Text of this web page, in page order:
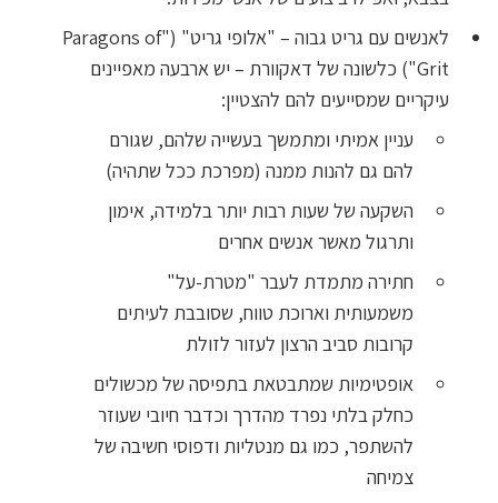
לאנשים עם גריט גבוה – "אלופי גריט" ("Paragons of
Grit") כלשונה של דאקוורת – יש ארבעה מאפיינים
עיקריים שמסייעים להם להצטיין:
עניין אמיתי ומתמשך בעשייה שלהם, שגורם
להם גם להנות ממנה (מפרכת ככל שתהיה)
השקעה של שעות רבות יותר בלמידה, אימון
ותרגול מאשר אנשים אחרים
חתירה מתמדת לעבר "מטרת-על"
משמעותית וארוכת טווח, שסובבת לעיתים
קרובות סביב הרצון לעזור לזולת
אופטימיות שמתבטאת בתפיסה של מכשולים
כחלק בלתי נפרד מהדרך וכדבר חיובי שעוזר
להשתפר, כמו גם מנטליות ודפוסי חשיבה של
צמיחה